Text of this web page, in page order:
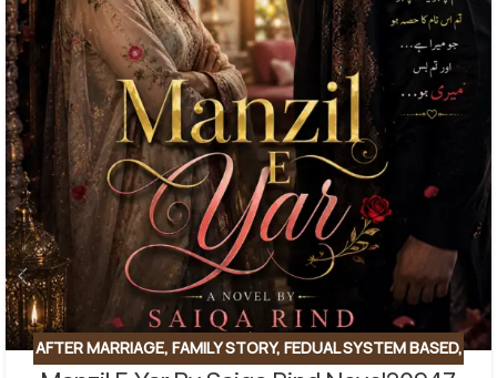
AFTER MARRIAGE, FAMILY STORY, FEDUAL SYSTEM BASED,